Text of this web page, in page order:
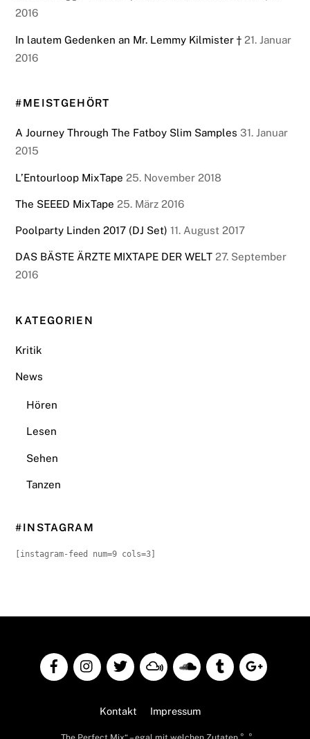
2016
In lautem Gedenken an Mr. Lemmy Kilmister † 21. Januar
2016
#MEISTGEHÖRT
A Journey Through The Fatboy Slim Samples 31. Januar
2015
L’Entourloop MixTape 25. November 2018
The SEEED MixTape 25. März 2016
Poolparty Linden 2017 (DJ Set) 11. August 2017
DAS BÄSTE ÄRZTE MIXTAPE DER WELT 27. September
2016
KATEGORIEN
Kritik
News
Hören
Lesen
Sehen
Tanzen
#INSTAGRAM
[instagram-feed num=9 cols=3]
Back
To
Kontakt
Impressum